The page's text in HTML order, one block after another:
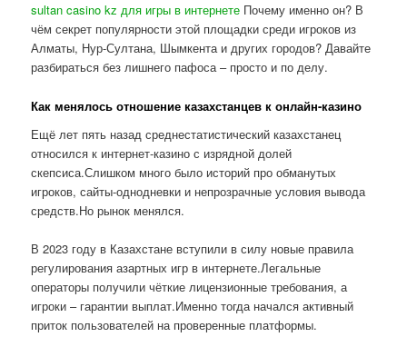
sultan casino kz для игры в интернете Почему именно он? В
чём секрет популярности этой площадки среди игроков из
Алматы, Нур-Султана, Шымкента и других городов? Давайте
разбираться без лишнего пафоса – просто и по делу.
Как менялось отношение казахстанцев к онлайн-казино
Ещё лет пять назад среднестатистический казахстанец
относился к интернет-казино с изрядной долей
скепсиса.Слишком много было историй про обманутых
игроков, сайты-однодневки и непрозрачные условия вывода
средств.Но рынок менялся.
В 2023 году в Казахстане вступили в силу новые правила
регулирования азартных игр в интернете.Легальные
операторы получили чёткие лицензионные требования, а
игроки – гарантии выплат.Именно тогда начался активный
приток пользователей на проверенные платформы.